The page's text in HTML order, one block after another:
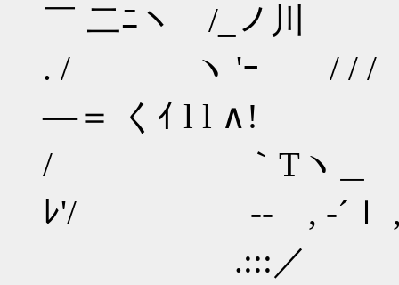
￣ 二ﾆヽ /_ノ川
. / ヽ 'ｰ / /
―＝ くｲ l l ∧!
/ ｀Tヽ＿
ﾚ'/ -‐ , ‐´ｌ ,
.:::／ ヽ